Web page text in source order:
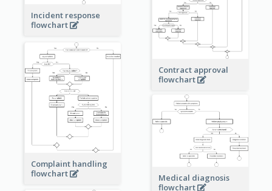
Incident response
flowchart
Contract approval
flowchart
Complaint handling
flowchart
Medical diagnosis
flowchart